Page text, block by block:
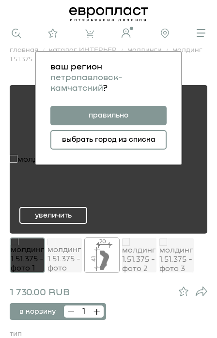
ваш регион
петропавловск-
камчатский?
правильно
выбрать город из списка
главная каталог ИНТЕРЬЕР молдинги
молдинг
1.51.375
молдинг 1.51.375
ru
увеличить
20
41
1 730.00 RUB
в корзину
тип